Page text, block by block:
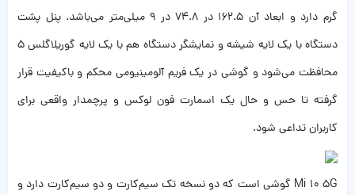
گرم دارد و ابعاد آن 162.5 در 74.8 در 9 میلی‌متر می‌باشد. پنل پشت
دستگاه با یک ‌لایه شیشه و نمایشگر دستگاه هم با یک لایه گوریلاگلس 5
محافظت می‌شود و گوشی در یک فریم آلومینیومی محکم و باکیفیت قرار
گرفته تا حس و حال یک اسمارت فون لوکس و پرچمدار واقعی برای
کاربران تداعی شود.
Mi 10 5G گوشی است که دو نسخه تک سیم‌کارت و دو سیم‌کارت دارد و